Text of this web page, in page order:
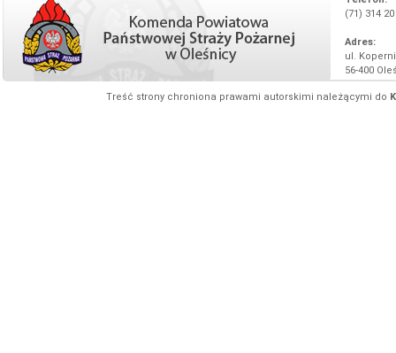
(71) 314
Adres:
ul.
56-400
Treść strony chroniona prawami autorskimi należącymi do